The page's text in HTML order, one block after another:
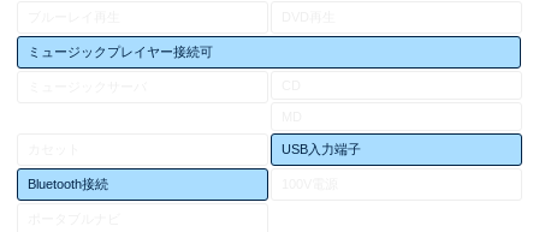
ミュージックプレイヤー接続可
USB入力端子
Bluetooth接続